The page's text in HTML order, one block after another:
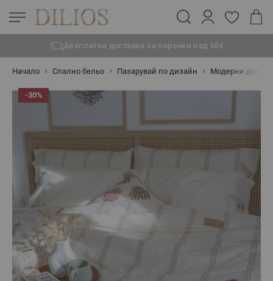
Безплатна доставка за поръчки над 68€
Начало Спално бельо Пазарувай по дизайн Модерни десени
-30%